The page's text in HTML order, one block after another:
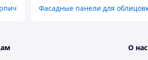
теплых, экологичных и
срок своего существования по праву
Фасадные панели для
О нас